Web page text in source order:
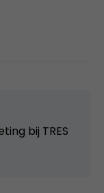
bij TRES